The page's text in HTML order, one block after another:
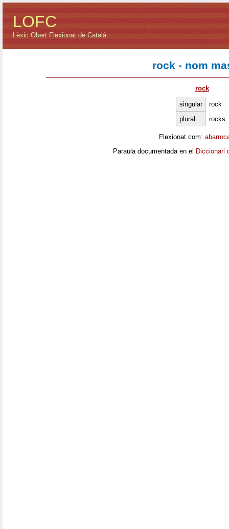
LOFC
Lèxic Obert Flexionat de Català
rock - nom
rock
singular
rock
plural
rocks
Flexionat com:
Paraula documentada en el Diccionari